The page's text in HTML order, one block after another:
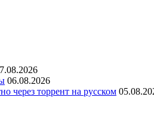
06.08.2026
через торрент на русском